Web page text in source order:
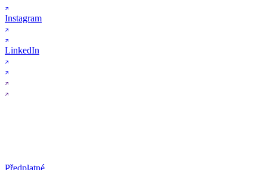
Instagram
LinkedIn
Předplatné